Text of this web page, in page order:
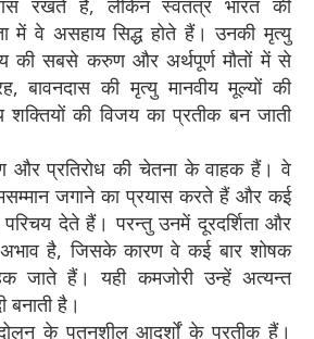
रखते हैं, लेकिन स्वतंत्र भारत की
में वे असहाय सिद्ध होते हैं। उनकी मृत्यु
की सबसे करुण और अर्थपूर्ण मौतों में से
बावनदास की मृत्यु मानवीय मूल्यों की
की विजय का प्रतीक बन जाती
प्रतिरोध की चेतना के वाहक हैं। वे
जगाने का प्रयास करते हैं और कई
देते हैं। परन्तु उनमें दूरदर्शिता और
है, जिसके कारण वे कई बार शोषक
जाते हैं। यही कमजोरी उन्हें अत्यन्त
बनाती है।
के पतनशील आदर्शों के प्रतीक हैं।